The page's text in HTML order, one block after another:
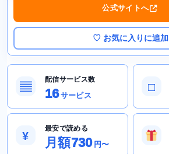
公式サイトへ
♡ お気に入りに追加
▤
配信サービス数
16サービス
□
¥
最安で読める
月額730 円〜